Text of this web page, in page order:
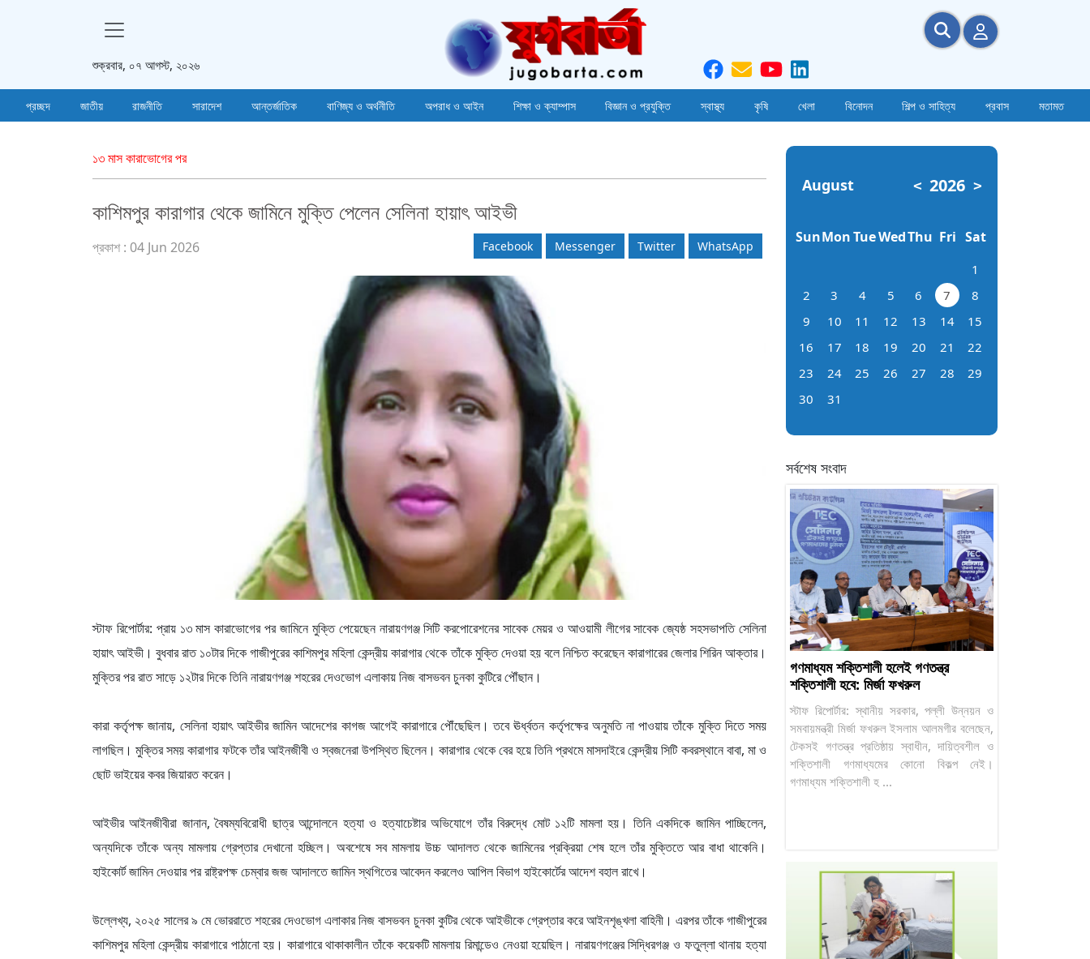
শুক্রবার, ০৭ আগস্ট, ২০২৬
প্রচ্ছদ জাতীয় রাজনীতি সারাদেশ আন্তর্জাতিক বাণিজ্য ও অর্থনীতি অপরাধ ও আইন শিক্ষা ও ক্যাম্পাস বিজ্ঞান ও প্রযুক্তি স্বাস্থ্য কৃষি খেলা বিনোদন শিল্প ও সাহিত্য প্রবাস মতামত
১৩ মাস কারাভোগের পর
কাশিমপুর কারাগার থেকে জামিনে মুক্তি পেলেন সেলিনা হায়াৎ আইভী
প্রকাশ : 04 Jun 2026 Facebook Messenger Twitter WhatsApp
স্টাফ রিপোর্টার: প্রায় ১৩ মাস কারাভোগের পর জামিনে মুক্তি পেয়েছেন নারায়ণগঞ্জ সিটি করপোরেশনের সাবেক মেয়র ও আওয়ামী লীগের সাবেক জ্যেষ্ঠ সহসভাপতি সেলিনা
হায়াৎ আইভী। বুধবার রাত ১০টার দিকে গাজীপুরের কাশিমপুর মহিলা কেন্দ্রীয় কারাগার থেকে তাঁকে মুক্তি দেওয়া হয় বলে নিশ্চিত করেছেন কারাগারের জেলার শিরিন আক্তার।
মুক্তির পর রাত সাড়ে ১২টার দিকে তিনি নারায়ণগঞ্জ শহরের দেওভোগ এলাকায় নিজ বাসভবন চুনকা কুটিরে পৌঁছান।
কারা কর্তৃপক্ষ জানায়, সেলিনা হায়াৎ আইভীর জামিন আদেশের কাগজ আগেই কারাগারে পৌঁছেছিল। তবে ঊর্ধ্বতন কর্তৃপক্ষের অনুমতি না পাওয়ায় তাঁকে মুক্তি দিতে সময়
লাগছিল। মুক্তির সময় কারাগার ফটকে তাঁর আইনজীবী ও স্বজনেরা উপস্থিত ছিলেন। কারাগার থেকে বের হয়ে তিনি প্রথমে মাসদাইরে কেন্দ্রীয় সিটি কবরস্থানে বাবা, মা ও
ছোট ভাইয়ের কবর জিয়ারত করেন।
আইভীর আইনজীবীরা জানান, বৈষম্যবিরোধী ছাত্র আন্দোলনে হত্যা ও হত্যাচেষ্টার অভিযোগে তাঁর বিরুদ্ধে মোট ১২টি মামলা হয়। তিনি একদিকে জামিন পাচ্ছিলেন,
অন্যদিকে তাঁকে অন্য মামলায় গ্রেপ্তার দেখানো হচ্ছিল। অবশেষে সব মামলায় উচ্চ আদালত থেকে জামিনের প্রক্রিয়া শেষ হলে তাঁর মুক্তিতে আর বাধা থাকেনি।
হাইকোর্ট জামিন দেওয়ার পর রাষ্ট্রপক্ষ চেম্বার জজ আদালতে জামিন স্থগিতের আবেদন করলেও আপিল বিভাগ হাইকোর্টের আদেশ বহাল রাখে।
উল্লেখ্য, ২০২৫ সালের ৯ মে ভোররাতে শহরের দেওভোগ এলাকার নিজ বাসভবন চুনকা কুটির থেকে আইভীকে গ্রেপ্তার করে আইনশৃঙ্খলা বাহিনী। এরপর তাঁকে গাজীপুরের
কাশিমপুর মহিলা কেন্দ্রীয় কারাগারে পাঠানো হয়। কারাগারে থাকাকালীন তাঁকে কয়েকটি মামলায় রিমান্ডেও নেওয়া হয়েছিল। নারায়ণগঞ্জের সিদ্ধিরগঞ্জ ও ফতুল্লা থানায় হত্যা
August < 2026 >
SunMonTueWedThu Fri Sat
1
2
3 4 5 6 7
8
9
10 11 12 13 14
15
16
17 18 19 20 21
22
23
24 25 26 27 28
29
30
31
সর্বশেষ সংবাদ
গণমাধ্যম শক্তিশালী হলেই গণতন্ত্র
শক্তিশালী হবে: মির্জা ফখরুল
স্টাফ রিপোর্টার: স্থানীয় সরকার, পল্লী উন্নয়ন ও
সমবায়মন্ত্রী মির্জা ফখরুল ইসলাম আলমগীর বলেছেন,
টেকসই গণতন্ত্র প্রতিষ্ঠায় স্বাধীন, দায়িত্বশীল ও
শক্তিশালী গণমাধ্যমের কোনো বিকল্প নেই।
গণমাধ্যম শক্তিশালী হ ...